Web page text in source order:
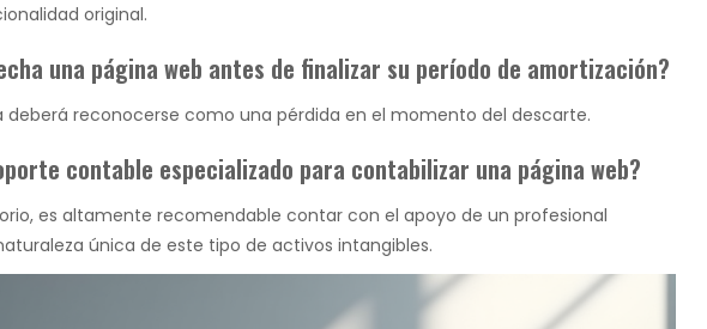
original.
una página web antes de finalizar su período de amortización?
deberá reconocerse como una pérdida en el momento del descarte.
contable especializado para contabilizar una página web?
es altamente recomendable contar con el apoyo de un profesional
única de este tipo de activos intangibles.